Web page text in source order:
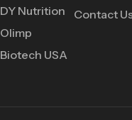
DY Nutrition
Olimp
Biotech USA
Contact